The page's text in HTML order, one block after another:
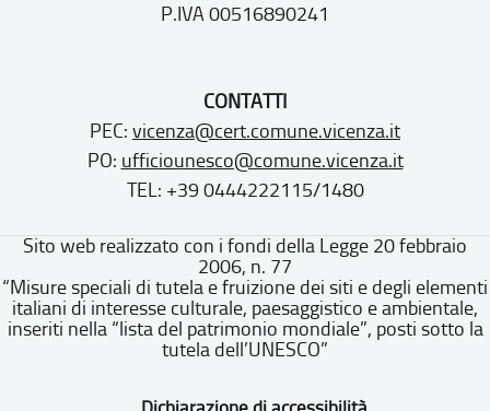
P.IVA 00516890241
CONTATTI
PEC: vicenza@cert.comune.vicenza.it
PO: ufficiounesco@comune.vicenza.it
TEL: +39 0444222115/1480
Sito web realizzato con i fondi della Legge 20 febbraio
2006, n. 77
“Misure speciali di tutela e fruizione dei siti e degli elementi
italiani di interesse culturale, paesaggistico e ambientale,
inseriti nella “lista del patrimonio mondiale”, posti sotto la
tutela dell’UNESCO”